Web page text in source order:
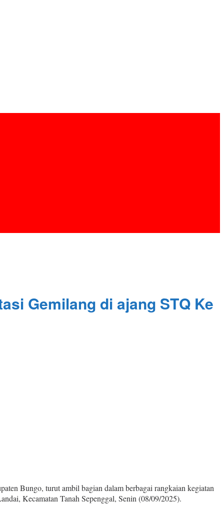
Gemilang di ajang STQ Ke
Bungo, turut ambil bagian dalam berbagai rangkaian kegiatan
Kecamatan Tanah Sepenggal, Senin (08/09/2025).